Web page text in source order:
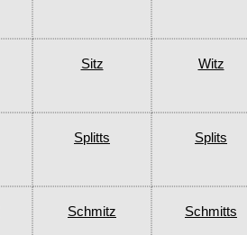
Sitz Witz
Splitts Splits
Schmitz Schmitts